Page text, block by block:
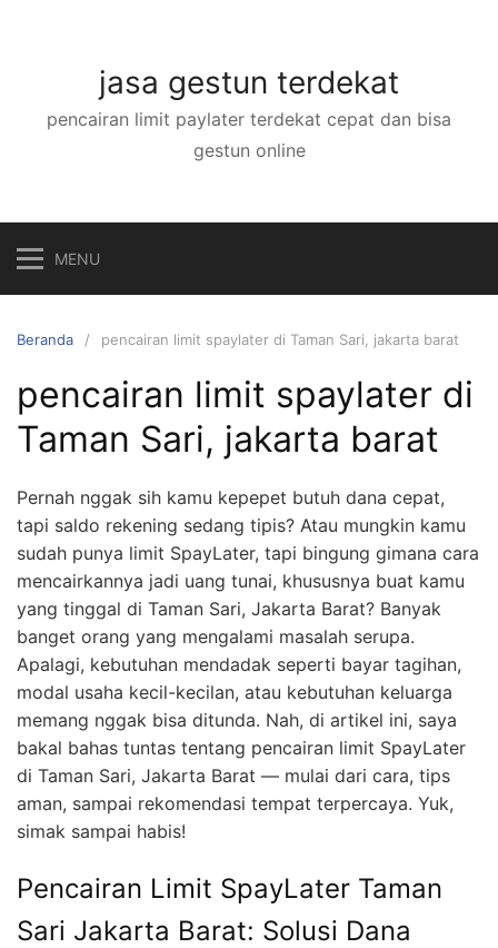
jasa gestun terdekat
pencairan limit paylater terdekat cepat dan bisa
gestun online
MENU
Beranda pencairan limit spaylater di Taman Sari, jakarta barat
pencairan limit spaylater di
Taman Sari, jakarta barat
Pernah nggak sih kamu kepepet butuh dana cepat,
tapi saldo rekening sedang tipis? Atau mungkin kamu
sudah punya limit SpayLater, tapi bingung gimana cara
mencairkannya jadi uang tunai, khususnya buat kamu
yang tinggal di Taman Sari, Jakarta Barat? Banyak
banget orang yang mengalami masalah serupa.
Apalagi, kebutuhan mendadak seperti bayar tagihan,
modal usaha kecil-kecilan, atau kebutuhan keluarga
memang nggak bisa ditunda. Nah, di artikel ini, saya
bakal bahas tuntas tentang pencairan limit SpayLater
di Taman Sari, Jakarta Barat — mulai dari cara, tips
aman, sampai rekomendasi tempat terpercaya. Yuk,
simak sampai habis!
Pencairan Limit SpayLater Taman
Sari Jakarta Barat: Solusi Dana